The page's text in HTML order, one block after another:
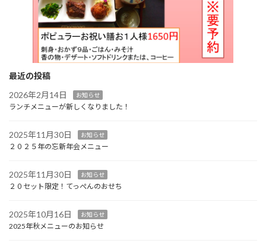
最近の投稿
2026年2月14日
お知らせ
ランチメニューが新しくなりました！
2025年11月30日 お知らせ
２０２５年の忘新年会メニュー
2025年11月30日 お知らせ
２０セット限定！てっぺんのおせち
2025年10月16日 お知らせ
2025年秋メニューのお知らせ